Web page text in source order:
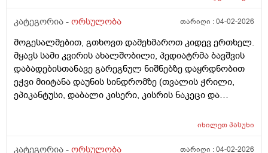
კატეგორია - ორსულობა თარიღი :04-02-2026
მოგესალმებით, გთხოვთ დამეხმაროთ კიდევ ერთხელ.
მყავს სამი კვირის ახალშობილი, პედიატრმა ბავშვის
დაბადებისთანავე გარეგნულ ნიშნებზე დაყრდნობით
ეჭვი მიიტანა დაუნის სინდრომზე (თვალის ჭრილი,
ეპიკანტუსი, დაბალი კისერი, კისრის ნაკეცი და
აღმოაჩნდა გულის მანკი, ასევე სმენის პრობლემა და
მირჩიოთ ჯერ გენეტიკოსის კონსულტაცია მჭირდება
იხილეთპასუხი
კატეგორია - ორსულობა თარიღი :04-02-2026